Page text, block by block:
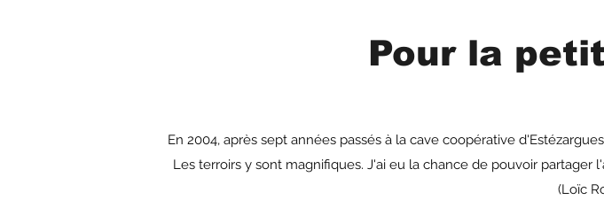
Pour la
En 2004, après sept années passés à la cave coopérative
Les terroirs y sont magnifiques. J'ai eu la chance de pouvoir
(Loïc